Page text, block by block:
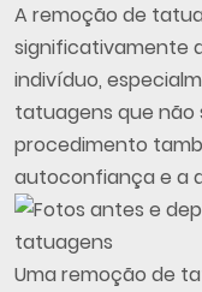
A remoção de
significativamente
indivíduo,
tatuagens que não
procedimento
autoconfiança e a
Uma remoção de